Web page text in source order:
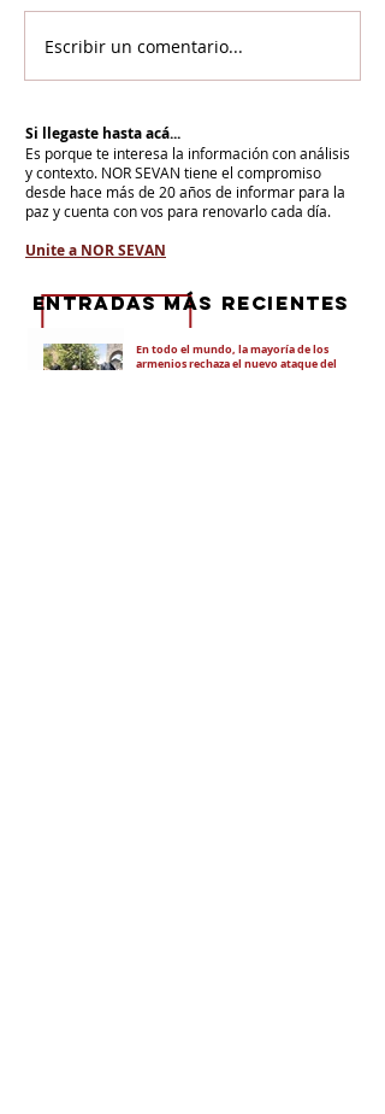
Escribir un comentario...
Si llegaste hasta acá...
Es porque te interesa la información con análisis
y contexto. NOR SEVAN tiene el compromiso
desde hace más de 20 años de informar para la
paz y cuenta con vos para renovarlo cada día.
Unite a NOR SEVAN
En todo el mundo, la mayoría de los
armenios rechaza el nuevo ataque del
eNTRADAS MÁS RECIENTES